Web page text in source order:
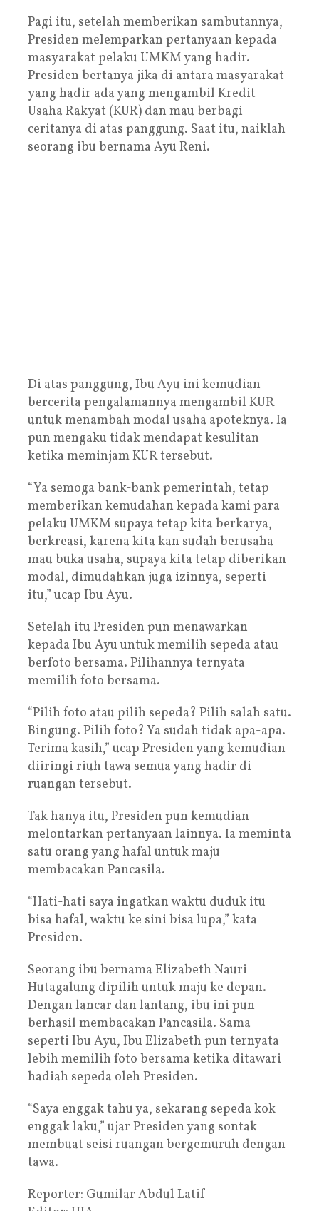
Pagi itu, setelah memberikan sambutannya,
Presiden melemparkan pertanyaan kepada
masyarakat pelaku UMKM yang hadir.
Presiden bertanya jika di antara masyarakat
yang hadir ada yang mengambil Kredit
Usaha Rakyat (KUR) dan mau berbagi
ceritanya di atas panggung. Saat itu, naiklah
seorang ibu bernama Ayu Reni.
Di atas panggung, Ibu Ayu ini kemudian
bercerita pengalamannya mengambil KUR
untuk menambah modal usaha apoteknya. Ia
pun mengaku tidak mendapat kesulitan
ketika meminjam KUR tersebut.
“Ya semoga bank-bank pemerintah, tetap
memberikan kemudahan kepada kami para
pelaku UMKM supaya tetap kita berkarya,
berkreasi, karena kita kan sudah berusaha
mau buka usaha, supaya kita tetap diberikan
modal, dimudahkan juga izinnya, seperti
itu,” ucap Ibu Ayu.
Setelah itu Presiden pun menawarkan
kepada Ibu Ayu untuk memilih sepeda atau
berfoto bersama. Pilihannya ternyata
memilih foto bersama.
“Pilih foto atau pilih sepeda? Pilih salah satu.
Bingung. Pilih foto? Ya sudah tidak apa-apa.
Terima kasih,” ucap Presiden yang kemudian
diiringi riuh tawa semua yang hadir di
ruangan tersebut.
Tak hanya itu, Presiden pun kemudian
melontarkan pertanyaan lainnya. Ia meminta
satu orang yang hafal untuk maju
membacakan Pancasila.
“Hati-hati saya ingatkan waktu duduk itu
bisa hafal, waktu ke sini bisa lupa,” kata
Presiden.
Seorang ibu bernama Elizabeth Nauri
Hutagalung dipilih untuk maju ke depan.
Dengan lancar dan lantang, ibu ini pun
berhasil membacakan Pancasila. Sama
seperti Ibu Ayu, Ibu Elizabeth pun ternyata
lebih memilih foto bersama ketika ditawari
hadiah sepeda oleh Presiden.
“Saya enggak tahu ya, sekarang sepeda kok
enggak laku,” ujar Presiden yang sontak
membuat seisi ruangan bergemuruh dengan
tawa.
Reporter: Gumilar Abdul Latif